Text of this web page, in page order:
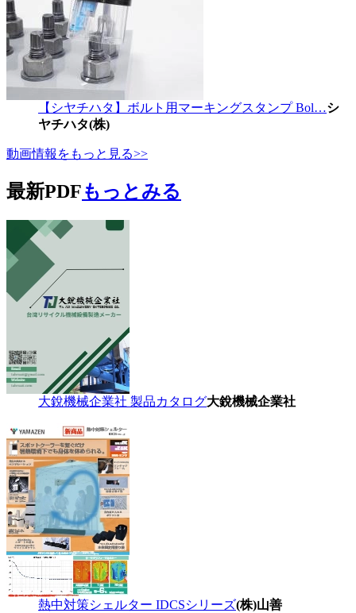
【シヤチハタ】ボルト用マーキングスタンプ Bol…シ
ヤチハタ(株)
動画情報をもっと見る>>
最新PDFもっとみる
大銳機械企業社 製品カタログ大銳機械企業社
熱中対策シェルター IDCSシリーズ(株)山善